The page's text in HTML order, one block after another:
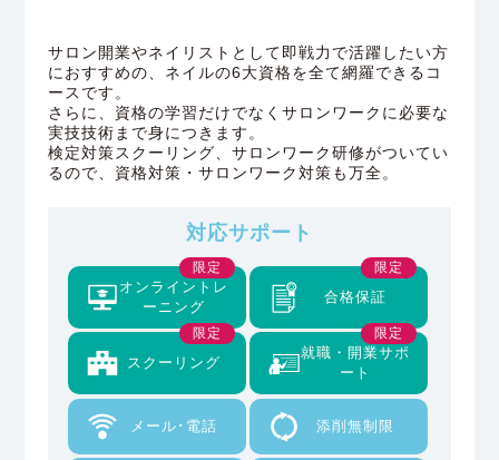
サロン開業やネイリストとして即戦力で活躍したい方
におすすめの、ネイルの6大資格を全て網羅できるコ
ースです。
さらに、資格の学習だけでなくサロンワークに必要な
実技技術まで身につきます。
検定対策スクーリング、サロンワーク研修がついてい
るので、資格対策・サロンワーク対策も万全。
対応サポート
オンライントレ
ーニング
限定
合格保証
限定
スクーリング
限定
就職・開業サポ
ート
限定
メール･電話 添削無制限